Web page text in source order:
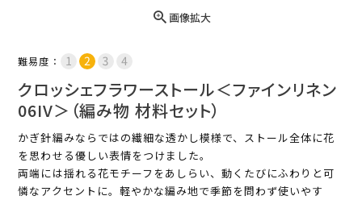
画像拡大
難易度：
クロッシェフラワーストール＜ファインリネン
06IV＞（編み物 材料セット）
かぎ針編みならではの繊細な透かし模様で、ストール全体に花
を思わせる優しい表情をつけました。
両端には揺れる花モチーフをあしらい、動くたびにふわりと可
憐なアクセントに。軽やかな編み地で季節を問わず使いやす